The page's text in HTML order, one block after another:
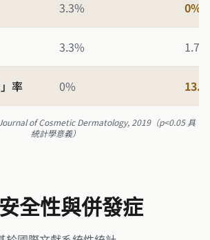
3.3% 0%
3.3% 1.7%
率 0%
of Cosmetic Dermatology, 2019（p<0.05 具
統計學意義）
安全性與併發症